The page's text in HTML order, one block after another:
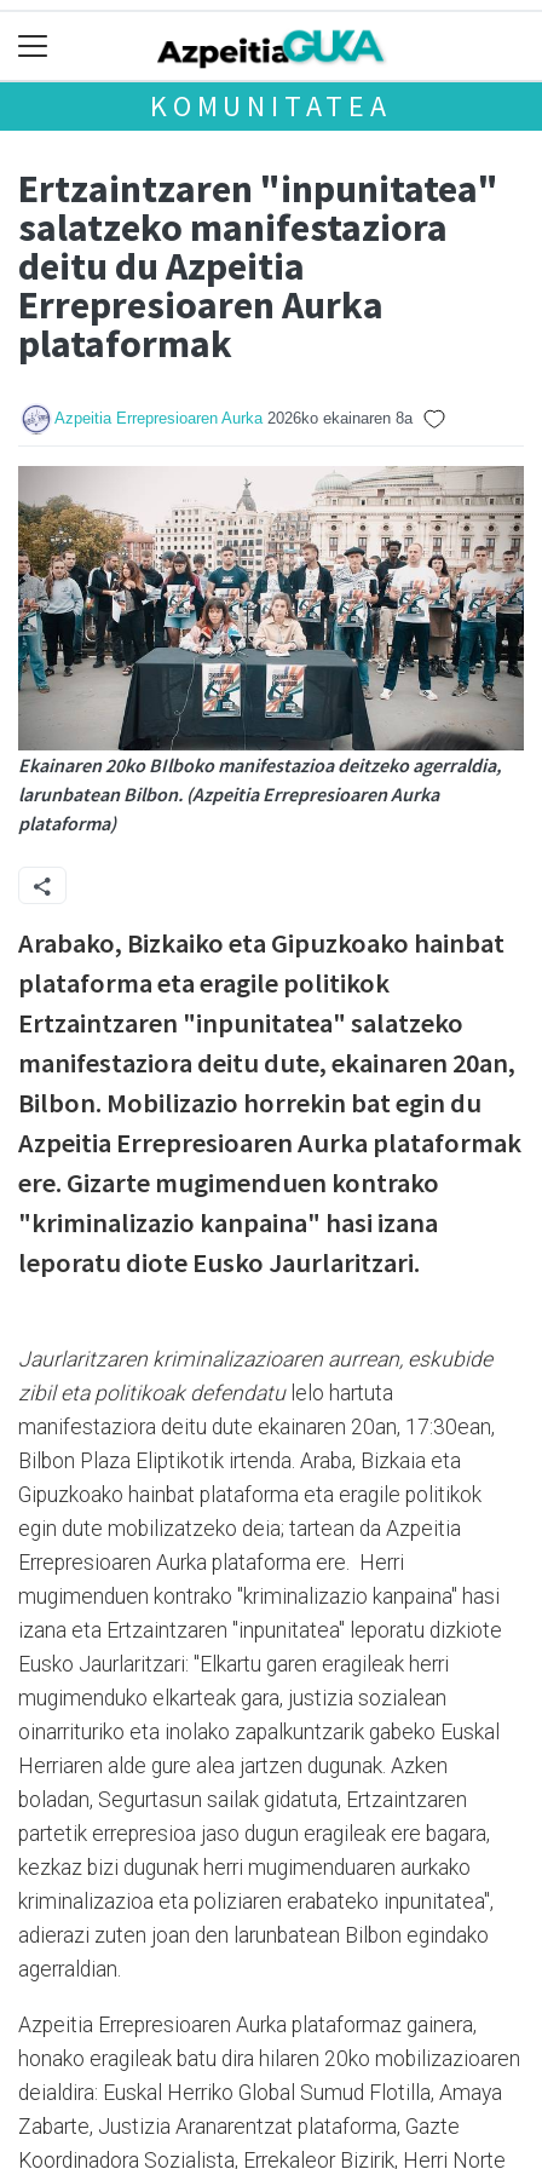
KOMUNITATEA
Ertzaintzaren "inpunitatea"
salatzeko manifestaziora
deitu du Azpeitia
Errepresioaren Aurka
plataformak
Azpeitia Errepresioaren Aurka 2026ko ekainaren 8a
Ekainaren 20ko BIlboko manifestazioa deitzeko agerraldia,
larunbatean Bilbon. (Azpeitia Errepresioaren Aurka
plataforma)
Arabako, Bizkaiko eta Gipuzkoako hainbat
plataforma eta eragile politikok
Ertzaintzaren "inpunitatea" salatzeko
manifestaziora deitu dute, ekainaren 20an,
Bilbon. Mobilizazio horrekin bat egin du
Azpeitia Errepresioaren Aurka plataformak
ere. Gizarte mugimenduen kontrako
"kriminalizazio kanpaina" hasi izana
leporatu diote Eusko Jaurlaritzari.
Jaurlaritzaren kriminalizazioaren aurrean, eskubide
zibil eta politikoak defendatulelo hartuta
manifestaziora deitu dute ekainaren 20an, 17:30ean,
Bilbon Plaza Eliptikotik irtenda. Araba, Bizkaia eta
Gipuzkoako hainbat plataforma eta eragile politikok
egin dute mobilizatzeko deia; tartean da Azpeitia
Errepresioaren Aurka plataforma ere. Herri
mugimenduen kontrako "kriminalizazio kanpaina" hasi
izana eta Ertzaintzaren "inpunitatea" leporatu dizkiote
Eusko Jaurlaritzari: "Elkartu garen eragileak herri
mugimenduko elkarteak gara, justizia sozialean
oinarrituriko eta inolako zapalkuntzarik gabeko Euskal
Herriaren alde gure alea jartzen dugunak. Azken
boladan, Segurtasun sailak gidatuta, Ertzaintzaren
partetik errepresioa jaso dugun eragileak ere bagara,
kezkaz bizi dugunak herri mugimenduaren aurkako
kriminalizazioa eta poliziaren erabateko inpunitatea",
adierazi zuten joan den larunbatean Bilbon egindako
agerraldian.
Azpeitia Errepresioaren Aurka plataformaz gainera,
honako eragileak batu dira hilaren 20ko mobilizazioaren
deialdira: Euskal Herriko Global Sumud Flotilla, Amaya
Zabarte, Justizia Aranarentzat plataforma, Gazte
Koordinadora Sozialista, Errekaleor Bizirik, Herri Norte